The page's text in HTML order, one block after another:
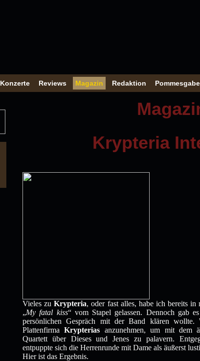
Konzerte Reviews Magazin Redaktion
Krypteria
Vieles zuKrypteria, oder fast alles, habe ich bereits in
„My fatal kiss“ vom Stapel gelassen. Dennoch gab
persönlichen Gespräch mit der Band klären
PlattenfirmaKrypterias anzunehmen, um mit dem
Quartett über Dieses und Jenes zu palavern.
entpuppte sich die Herrenrunde mit Dame als äußerst
Hier ist das Ergebnis.